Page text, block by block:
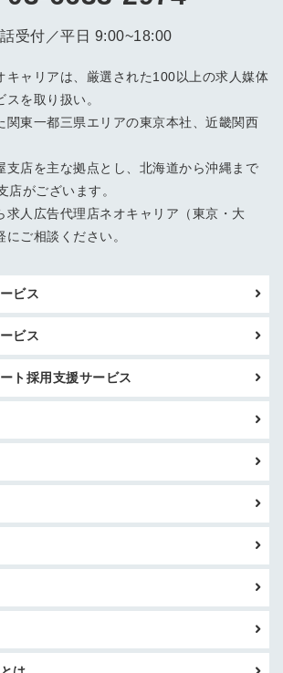
受付／平日 9:00~18:00
キャリアは、厳選された100以上の求人媒体
を取り扱い。
関東一都三県エリアの東京本社、近畿関西
支店を主な拠点とし、北海道から沖縄まで
店がございます。
求人広告代理店ネオキャリア（東京・大
ご相談ください。
ビス
ビス
ト採用支援サービス